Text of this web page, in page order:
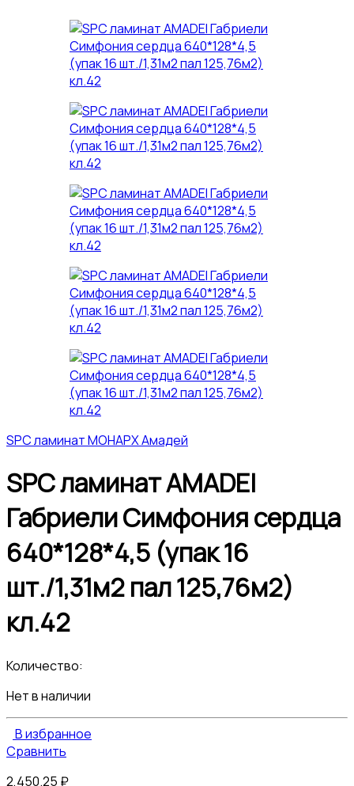
SPC ламинат МОНАРХ Амадей
SPC ламинат AMADEI
Габриели Симфония сердца
640*128*4,5 (упак 16
шт./1,31м2 пал 125,76м2)
кл.42
Количество:
Нет в наличии
В избранное
Сравнить
2,450.25 ₽